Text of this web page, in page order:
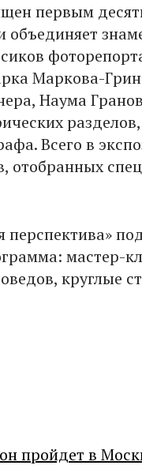
первым
объединяет
Маркова-
Наума
Всего в
отобранных
мастер-
круглые
пройдет в